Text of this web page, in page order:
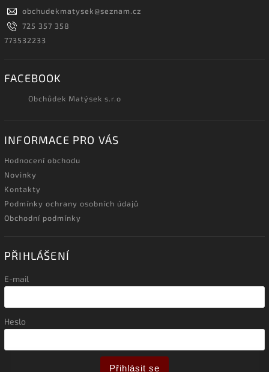
obchudekmatysek@seznam.cz
725 357 358
773532233
FACEBOOK
Obchůdek Matýsek s.r.o
INFORMACE PRO VÁS
Hodnocení obchodu
Novinky
Kontakty
Podmínky ochrany osobních údajů
Obchodní podmínky
PŘIHLÁŠENÍ
E-mail
Heslo
Přihlásit se